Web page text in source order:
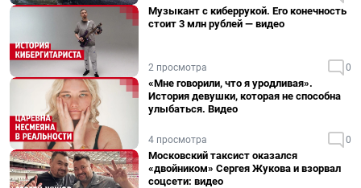
Музыкант с киберрукой. Его конечность
стоит 3 млн рублей — видео
2 просмотра 0
«Мне говорили, что я уродливая».
История девушки, которая не способна
улыбаться. Видео
4 просмотра 0
Московский таксист оказался
«двойником» Сергея Жукова и взорвал
соцсети: видео